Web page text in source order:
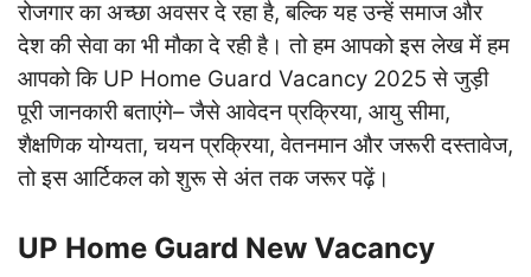
रोजगार का अच्छा अवसर दे रहा है, बल्कि यह उन्हें समाज और
देश की सेवा का भी मौका दे रही है। तो हम आपको इस लेख में हम
आपको कि UP Home Guard Vacancy 2025 से जुड़ी
पूरी जानकारी बताएंगे– जैसे आवेदन प्रक्रिया, आयु सीमा,
शैक्षणिक योग्यता, चयन प्रक्रिया, वेतनमान और जरूरी दस्तावेज,
तो इस आर्टिकल को शुरू से अंत तक जरूर पढ़ें।
UP Home Guard New Vacancy